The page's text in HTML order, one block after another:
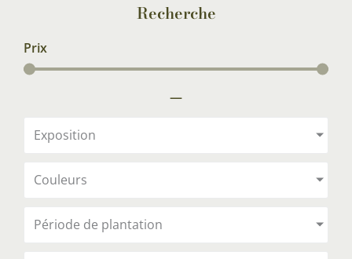
Recherche
Prix
—
Exposition
Couleurs
Période de plantation